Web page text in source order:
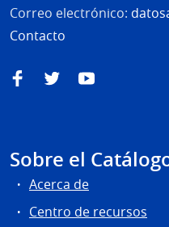
Correo electrónico:
Contacto
FacebookTwitterYouTube
Sobre el
Acerca de
Centro de recursos